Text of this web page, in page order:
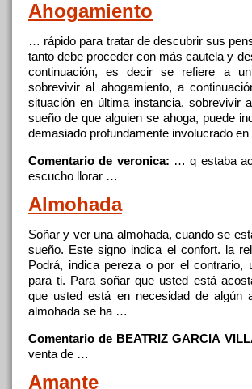
Ahogamiento
… rápido para tratar de descubrir sus
tanto debe procedercon más cautela y
continuación, es decir se refiere a
sobrevivir al ahogamiento, a
situación en última instancia, sobrevivir
sueño de que alguien se ahoga, puede
demasiado profundamente involucrado
Comentario de veronica: … q estaba
escucho llorar …
Almohada
Soñar y ver una almohada, cuando se
sueño. Este signo indica el confort. la
Podrá, indica pereza o por el contrario,
para ti. Parasoñar que usted está
que usted está en necesidad de algún
almohada se ha …
Comentario de BEATRIZ GARCIA
venta de …
Amante